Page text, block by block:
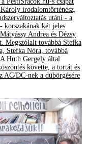
irodalomtörténész,
utáni - a
korszakának két jeles
Andrea és Dézsy
Megszólalt továbbá Stefka
Stefka Nóra, továbbá
Huth Gergely által
követte, a tortát és
AC/DC-nek a dübörgésére